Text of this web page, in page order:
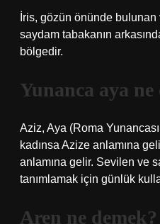
İris, gözün önünde
saydam tabakanın
bölgedir.
Yunanca aya ne
Aziz, Aya (Roma Yunancası
kadınsa Azize anlamına
anlamına gelir. Sevilen ve
tanımlamak için günlük
Aren ne demek?